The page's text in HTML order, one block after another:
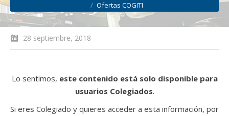
Ofertas COGITI
28 septiembre, 2018
Lo sentimos, este contenido está solo disponible para
usuarios Colegiados.
Si eres Colegiado y quieres acceder a esta información, por